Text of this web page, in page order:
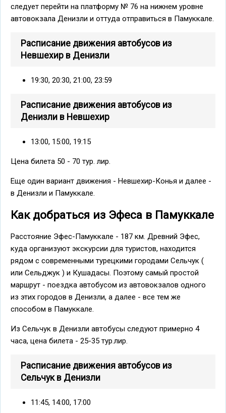
следует перейти на платформу № 76 на нижнем уровне
автовокзала Денизли и оттуда отправиться в Памуккале.
Расписание движения автобусов из
Невшехир в Денизли
19:30, 20:30, 21:00, 23:59
Расписание движения автобусов из
Денизли в Невшехир
13:00, 15:00, 19:15
Цена билета 50 - 70 тур. лир.
Еще один вариант движения - Невшехир-Конья и далее -
в Денизли и Памуккале.
Как добраться из Эфеса в Памуккале
Расстояние Эфес-Памуккале - 187 км. Древний Эфес,
куда организуют экскурсии для туристов, находится
рядом с современными турецкими городами Сельчук (
или Сельджук ) и Кушадасы. Поэтому самый простой
маршрут - поездка автобусом из автовокзалов одного
из этих городов в Денизли, а далее - все тем же
способом в Памуккале.
Из Сельчук в Денизли автобусы следуют примерно 4
часа, цена билета - 25-35 тур.лир.
Расписание движения автобусов из
Сельчук в Денизли
11:45, 14:00, 17:00